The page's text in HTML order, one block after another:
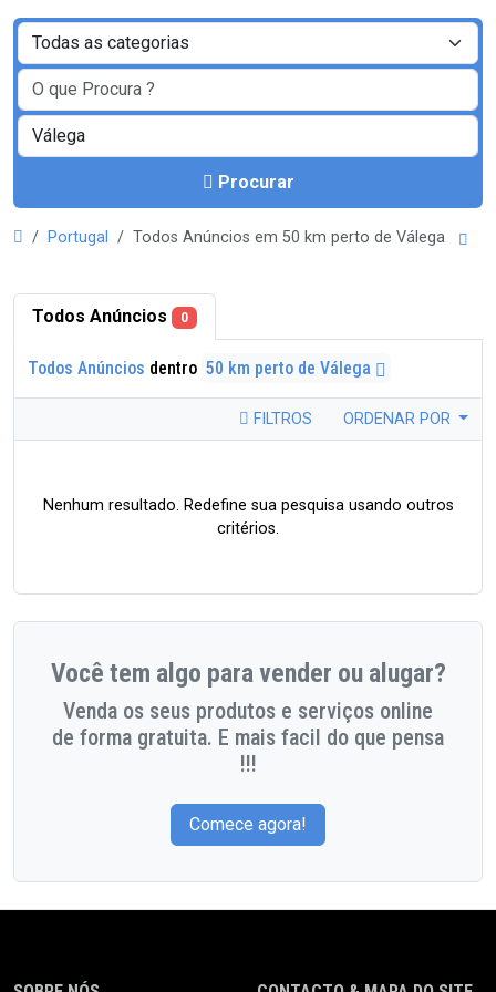
Procurar
Portugal Todos Anúncios em 50 km perto de Válega
Todos Anúncios 0
Todos Anúncios dentro 50 km perto de Válega
FILTROS ORDENAR POR
Nenhum resultado. Redefine sua pesquisa usando outros
critérios.
Você tem algo para vender ou alugar?
Venda os seus produtos e serviços online
de forma gratuita. E mais facil do que pensa
!!!
Comece agora!